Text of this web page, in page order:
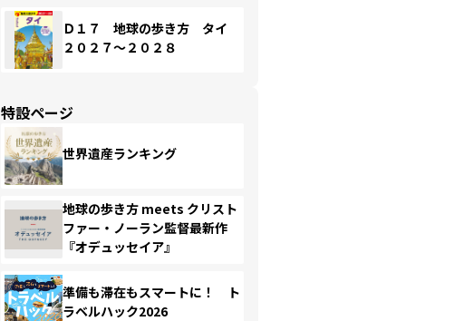
Ｄ１７ 地球の歩き方 タイ
２０２７～２０２８
特設ページ
世界遺産ランキング
地球の歩き方 meets クリスト
ファー・ノーラン監督最新作
『オデュッセイア』
準備も滞在もスマートに！ ト
ラベルハック2026